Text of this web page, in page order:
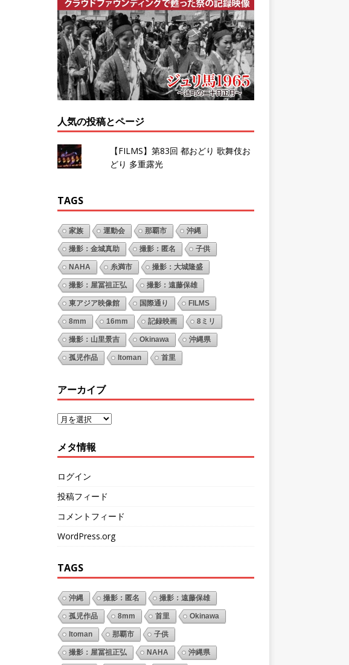
人気の投稿とページ
【FILMS】第83回 都おどり 歌舞伎お
どり 多重露光
TAGS
家族 運動会 那覇市 沖縄
撮影：金城真助 撮影：匿名 子供
NAHA 糸満市 撮影：大城隆盛
撮影：屋冨祖正弘 撮影：遠藤保雄
東アジア映像館 国際通り FILMS
8mm 16mm 記録映画 8ミリ
撮影：山里景吉 Okinawa 沖縄県
孤児作品 Itoman 首里
アーカイブ
メタ情報
ログイン
投稿フィード
コメントフィード
WordPress.org
TAGS
沖縄 撮影：匿名 撮影：遠藤保雄
孤児作品 8mm 首里 Okinawa
Itoman 那覇市 子供
撮影：屋冨祖正弘 NAHA 沖縄県